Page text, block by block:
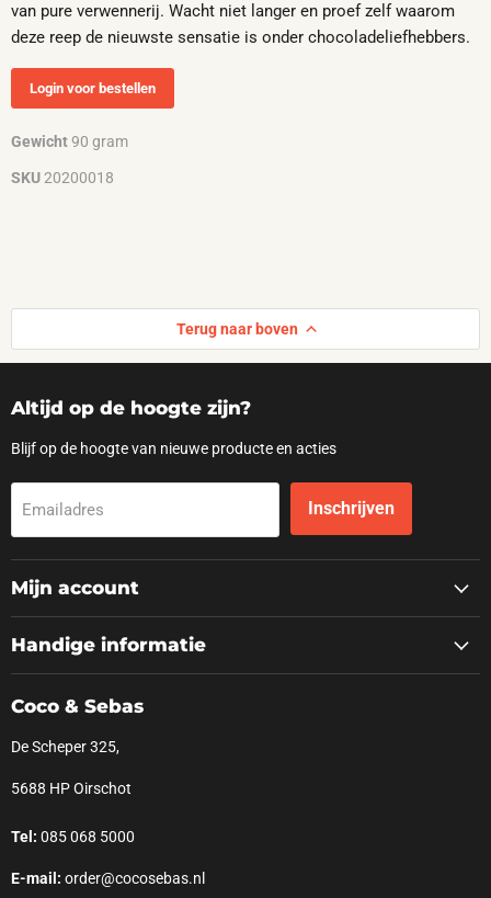
van pure verwennerij. Wacht niet langer en proef zelf waarom
deze reep de nieuwste sensatie is onder chocoladeliefhebbers.
Login voor bestellen
Gewicht90 gram
SKU20200018
Terug naar boven
Altijd op de hoogte zijn?
Blijf op de hoogte van nieuwe producte en acties
Emailadres Inschrijven
Mijn account
Handige informatie
Coco & Sebas
De Scheper 325,
5688 HP Oirschot
Tel: 085 068 5000
E-mail: order@cocosebas.nl